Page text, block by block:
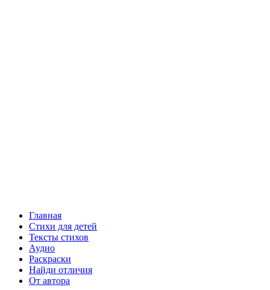
Главная
Стихи для детей
Тексты стихов
Аудио
Раскраски
Найди отличия
От автора